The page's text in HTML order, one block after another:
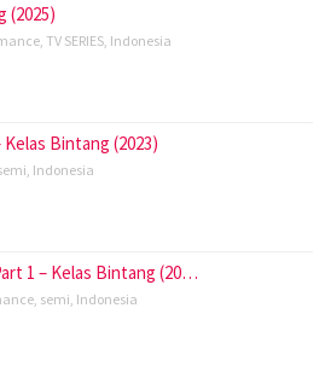
(2025)
TV SERIES Indonesia
Bintang (2023)
Indonesia
1 – Kelas Bintang (20…
semi Indonesia